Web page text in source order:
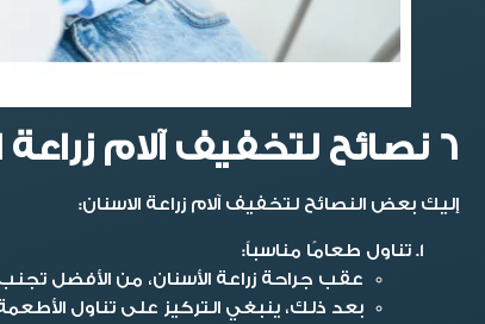
6 نصائح لتخفيف آلام زراعة الاسنان
إليك بعض النصائح لتخفيف آلام زراعة الاسنان:
تناول طعامًا مناسباً:
عقب جراحة زراعة الأسنان، من الأفضل تجنب الأطعمة الحارة أو
بعد ذلك، ينبغي التركيز على تناول